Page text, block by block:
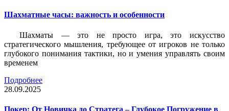
Шахматные часы: важность и особенности
Шахматы — это не просто игра, это искусство
стратегического мышления, требующее от игроков не только
глубокого понимания тактики, но и умения управлять своим
временем
Подробнее
28.09.2025
Покер: От Новичка до Стратега – Глубокое Погружение в